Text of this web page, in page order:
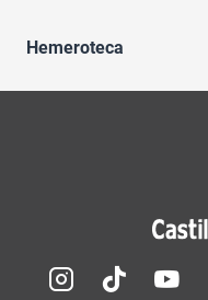
Hemeroteca
Redes sociales